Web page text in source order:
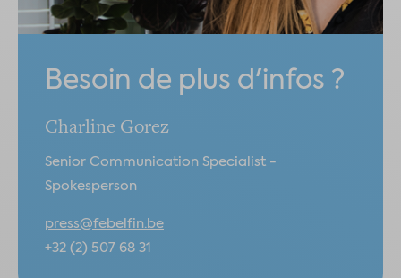
Besoin de plus d'infos ?
Charline Gorez
Senior Communication Specialist -
Spokesperson
press@febelfin.be
+32 (2) 507 68 31